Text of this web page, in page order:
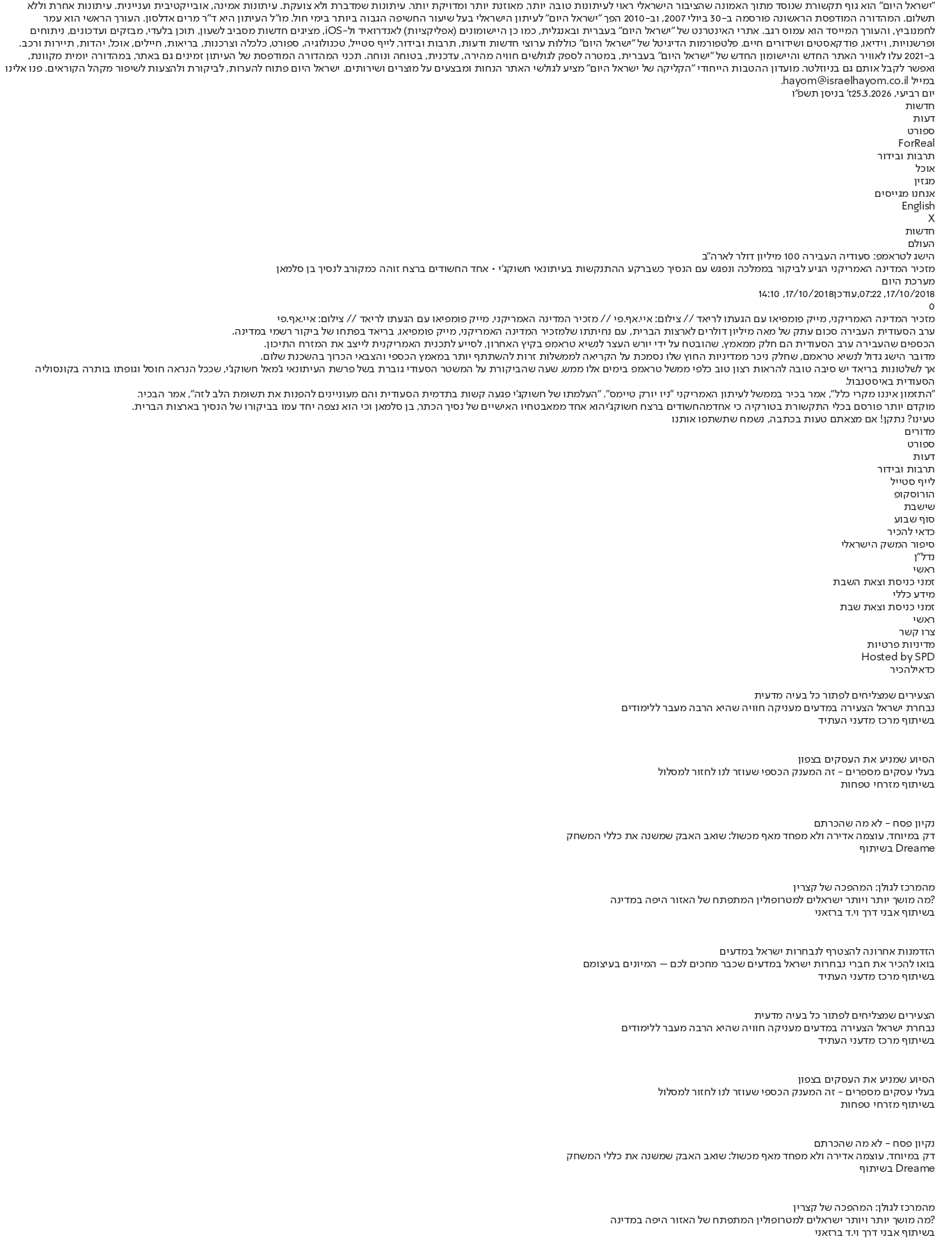
"ישראל היום" הוא גוף תקשורת שנוסד מתוך האמונה שהציבור הישראלי ראוי לעיתונות טובה יותר, מאוזנת יותר ומדויקת יותר. עיתונות שמדברת ולא צועקת. עיתונות אמינה, אובייקטיבית ועניינית. עיתונות אחרת וללא
תשלום. המהדורה המודפסת הראשונה פורסמה ב-30 ביולי 2007, וב-2010 הפך "ישראל היום" לעיתון הישראלי בעל שיעור החשיפה הגבוה ביותר בימי חול. מו"ל העיתון היא ד"ר מרים אדלסון. העורך הראשי הוא עמר
לחמנוביץ, והעורך המייסד הוא עמוס רגב. אתרי האינטרנט של "ישראל היום" בעברית ובאנגלית, כמו כן היישומונים (אפליקציות) לאנדרואיד ול-iOS, מציגים חדשות מסביב לשעון, תוכן בלעדי, מבזקים ועדכונים, ניתוחים
ופרשנויות, וידיאו, פודקאסטים ושידורים חיים. פלטפורמות הדיגיטל של "ישראל היום" כוללות ערוצי חדשות ודעות, תרבות ובידור, לייף סטייל, טכנולוגיה, ספורט, כלכלה וצרכנות, בריאות, חיילים, אוכל, יהדות, תיירות ורכב.
ב-2021 עלו לאוויר האתר החדש והיישומון החדש של "ישראל היום" בעברית, במטרה לספק לגולשים חוויה מהירה, עדכנית, בטוחה ונוחה. תכני המהדורה המודפסת של העיתון זמינים גם באתר, במהדורה יומית מקוונת,
ואפשר לקבל אותם גם בניוזלטר. מועדון ההטבות הייחודי "הקליקה של ישראל היום" מציע לגולשי האתר הנחות ומבצעים על מוצרים ושירותים. ישראל היום פתוח להערות, לביקורת ולהצעות לשיפור מקהל הקוראים. פנו אלינו
במייל hayom@israelhayom.co.il.
יום רביעי, 25.3.2026
ז' בניסן תשפ"ו
חדשות
דעות
ספורט
ForReal
תרבות ובידור
אוכל
מגזין
אנחנו מגייסים
English
X
חדשות
העולם
הישג לטראמפ: סעודיה העבירה 100 מיליון דולר לארה"ב
מזכיר המדינה האמריקני הגיע לביקור בממלכה ונפגש עם הנסיך כשברקע ההתנקשות בעיתונאי חשוקג'י • אחד החשודים ברצח זוהה כמקורב לנסיך בן סלמאן
מערכת היום
17/10/2018, 07:22
,עודכן17/10/2018, 14:10
0
מזכיר המדינה האמריקני, מייק פומפיאו עם הגעתו לריאד // צילום: איי.אף.פי // מזכיר המדינה האמריקני, מייק פומפיאו עם הגעתו לריאד // צילום: איי.אף.פי
ערב הסעודית העבירה סכום עתק של מאה מיליון דולרים לארצות הברית, עם נחיתתו שלמזכיר המדינה האמריקני, מייק פומפיאו, בריאד בפתחו של ביקור רשמי במדינה.
הכספים שהעבירה ערב הסעודית הם חלק ממאמץ, שהובטח על ידי יורש העצר לנשיא טראמפ בקיץ האחרון, לסייע לתכנית האמריקנית לייצב את המזרח התיכון.
מדובר הישג גדול לנשיא טראמם, שחלק ניכר ממדיניות החוץ שלו נסמכת על הקריאה לממשלות זרות להשתתף יותר במאמץ הכספי והצבאי הכרוך בהשכנת שלום.
אך לשלטונות בריאד יש סיבה טובה להראות רצון טוב כלפי ממשל טראמפ בימים אלו ממש, שעה שהביקורת על המשטר הסעודי גוברת בשל פרשת העיתונאי ג'מאל חשוקג'י, שככל הנראה חוסל וגופתו בותרה בקונסוליה
הסעודית באיסטנבול.
"התזמון איננו מקרי כלל", אמר בכיר בממשל לעיתון האמריקני "ניו יורק טיימס". "העלמתו של חשוקג'י פגעה קשות בתדמית הסעודית והם מעוניינים להפנות את תשומת הלב לזה", אמר הבכיר.
מוקדם יותר פורסם בכלי התקשורת בטורקיה כי אחדמהחשודים ברצח חשוקג'יהוא אחד ממאבטחיו האישיים של נסיך הכתר, בן סלמאן וכי הוא נצפה יחד עמו בביקורו של הנסיך בארצות הברית.
טעינו? נתקן! אם מצאתם טעות בכתבה, נשמח שתשתפו אותנו
מדורים
ספורט
דעות
תרבות ובידור
לייף סטייל
הורוסקופ
שישבת
סוף שבוע
כדאי להכיר
סיפור המשק הישראלי
נדל"ן
ראשי
זמני כניסת וצאת השבת
מידע כללי
זמני כניסת וצאת שבת
ראשי
צרו קשר
מדיניות פרטיות
Hosted by SPD
כדאילהכיר
הצעירים שמצליחים לפתור כל בעיה מדעית
נבחרת ישראל הצעירה במדעים מעניקה חוויה שהיא הרבה מעבר ללימודים
בשיתוף מרכז מדעני העתיד
הסיוע שמניע את העסקים בצפון
בעלי עסקים מספרים - זה המענק הכספי שעוזר לנו לחזור למסלול
בשיתוף מזרחי טפחות
נקיון פסח - לא מה שהכרתם
דק במיוחד, עוצמה אדירה ולא מפחד מאף מכשול: שואב האבק שמשנה את כללי המשחק
בשיתוף Dreame
מהמרכז לגולן: המהפכה של קצרין
מה מושך יותר ויותר ישראלים למטרופולין המתפתח של האזור היפה במדינה?
בשיתוף אבני דרך וי.ד ברזאני
הזדמנות אחרונה להצטרף לנבחרות ישראל במדעים
בואו להכיר את חברי נבחרות ישראל במדעים שכבר מחכים לכם – המיונים בעיצומם
בשיתוף מרכז מדעני העתיד
הצעירים שמצליחים לפתור כל בעיה מדעית
נבחרת ישראל הצעירה במדעים מעניקה חוויה שהיא הרבה מעבר ללימודים
בשיתוף מרכז מדעני העתיד
הסיוע שמניע את העסקים בצפון
בעלי עסקים מספרים - זה המענק הכספי שעוזר לנו לחזור למסלול
בשיתוף מזרחי טפחות
נקיון פסח - לא מה שהכרתם
דק במיוחד, עוצמה אדירה ולא מפחד מאף מכשול: שואב האבק שמשנה את כללי המשחק
בשיתוף Dreame
מהמרכז לגולן: המהפכה של קצרין
מה מושך יותר ויותר ישראלים למטרופולין המתפתח של האזור היפה במדינה?
בשיתוף אבני דרך וי.ד ברזאני